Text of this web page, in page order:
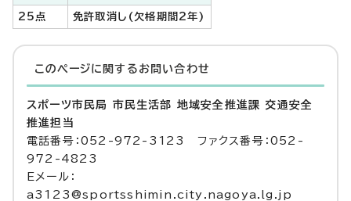
25点 免許取消し(欠格期間2年)
このページに関する お問い合わせ
スポーツ市民局 市民生活部 地域安全推進課 交通安全
推進担当
電話番号：052-972-3123 ファクス番号：052-
972-4823
Eメール：
a3123@sportsshimin.city.nagoya.lg.jp